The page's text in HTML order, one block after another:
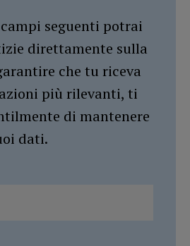
seguenti potrai
direttamente sulla
che tu riceva
più rilevanti, ti
di mantenere
dati.